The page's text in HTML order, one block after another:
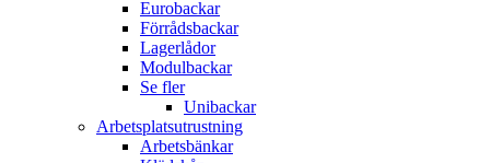
Eurobackar
Förrådsbackar
Lagerlådor
Modulbackar
Se fler
Unibackar
Arbetsplatsutrustning
Arbetsbänkar